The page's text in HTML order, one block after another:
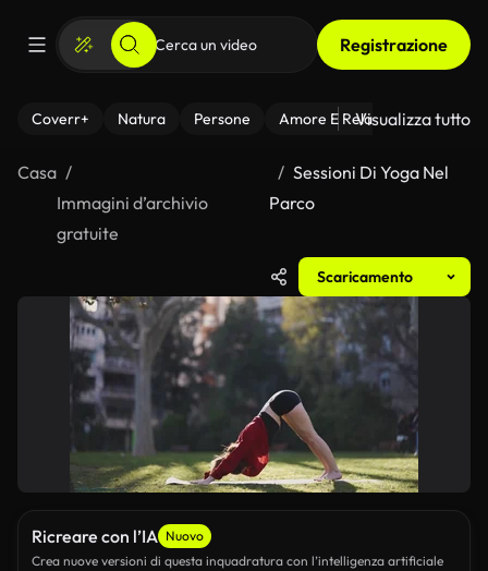
Registrazione
Coverr+ Natura Persone Amore E Relazioni Il
Visualizza tutto
Casa
Immagini d’archivio
gratuite
Sessioni Di Yoga Nel
Parco
Scaricamento
Ricreare con l’IA Nuovo
Crea nuove versioni di questa inquadratura con l’intelligenza artificiale